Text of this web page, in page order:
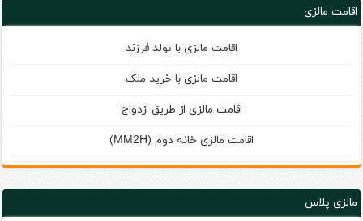
اقامت مالزی
اقامت مالزی با تولد فرزند
اقامت مالزی با خرید ملک
اقامت مالزی از طریق ازدواج
اقامت مالزی خانه دوم ( MM2H
)
مالزی پلاس